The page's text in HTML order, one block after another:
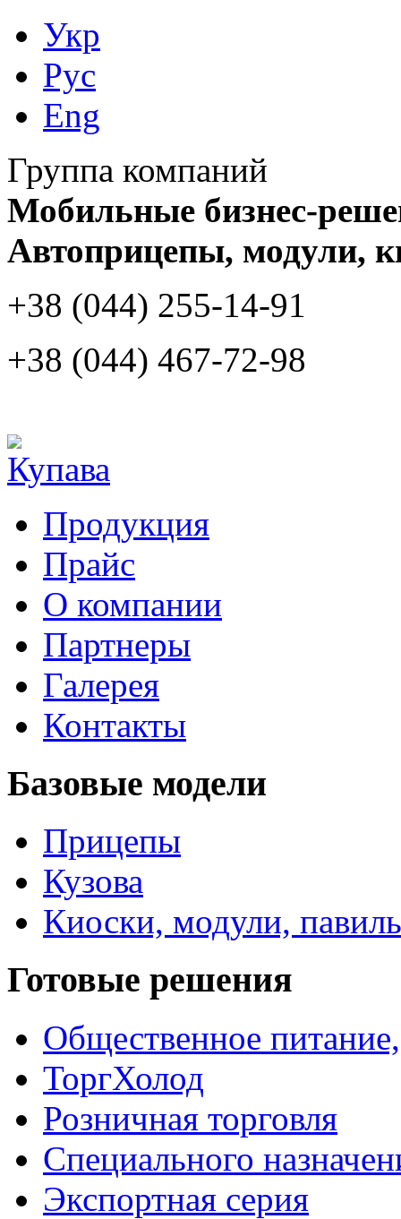
Укр
Рус
Eng
Группа компаний
Мобильные бизнес-
Автоприцепы, модули,
+38 (044) 255-14-91
+38 (044) 467-72-98
Продукция
Прайс
О компании
Партнеры
Галерея
Контакты
Базовые модели
Прицепы
Кузова
Киоски, модули,
Готовые решения
Общественное
ТоргХолод
Розничная торговля
Специального
Экспортная серия